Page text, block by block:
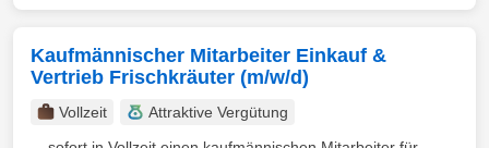
Kaufmännischer Mitarbeiter Einkauf &
Vertrieb Frischkräuter (m/w/d)
Vollzeit
Attraktive Vergütung